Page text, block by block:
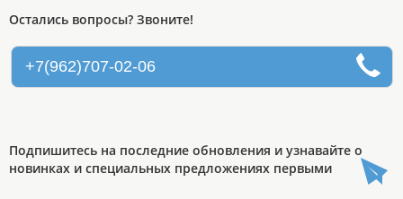
Остались вопросы? Звоните!
+7(962)707-02-06
Подпишитесь на последние обновления и узнавайте о
новинках и специальных предложениях первыми